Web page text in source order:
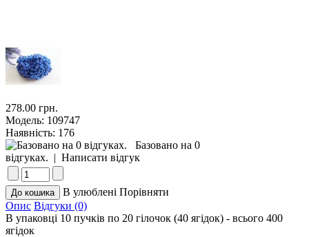
278.00 грн.
Модель: 109747
Наявність: 176
Базовано на 0
відгуках. | Написати відгук
В улюблені Порівняти
Опис Відгуки (0)
В упаковці 10 пучків по 20 гілочок (40 ягідок) - всього 400
ягідок